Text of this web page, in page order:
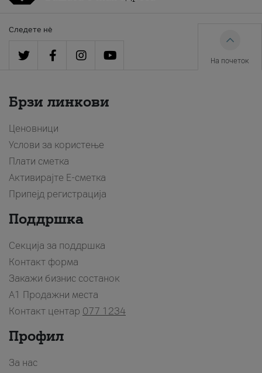
Следете нè
На почеток
Брзи линкови
Ценовници
Услови за користење
Плати сметка
Активирајте Е-сметка
Припејд регистрација
Поддршка
Секција за поддршка
Контакт форма
Закажи бизнис состанок
A1 Продажни места
Контакт центар 077 1234
Профил
За нас